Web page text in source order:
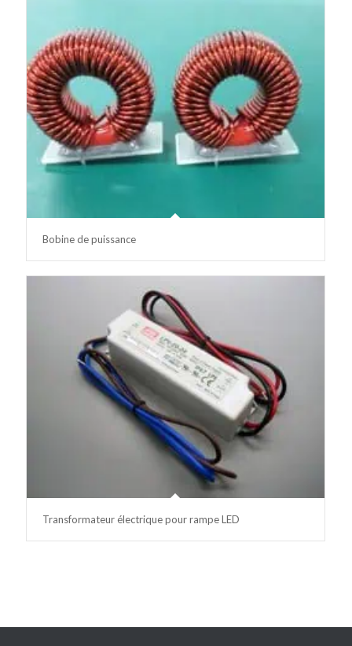
Bobine de puissance
Transformateur électrique pour rampe LED